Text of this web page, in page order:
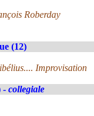
Roberday
(12)
Improvisation
- collegiale